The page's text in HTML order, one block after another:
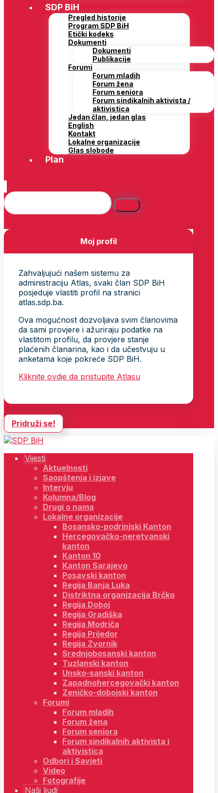
SDP BiH
Pregled historije
Program SDP BiH
Etički kodeks
Dokumenti
Dokumenti
Publikacije
Forumi
Forum mladih
Forum žena
Forum seniora
Forum sindikalnih aktivista /
aktivistica
Jedan član, jedan glas
English
Kontakt
Lokalne organizacije
Glas slobode
Plan
Moj profil
Zahvaljujući našem sistemu za
administraciju Atlas, svaki član SDP BiH
posjeduje vlastiti profil na stranici
atlas.sdp.ba.
Ova mogućnost dozvoljava svim članovima
da sami provjere i ažuriraju podatke na
vlastitom profilu, da provjere stanje
plaćenih članarina, kao i da učestvuju u
anketama koje pokreće SDP BiH.
Kliknite ovdje da pristupite Atlasu
Pridruži se!
Vijesti
Aktuelnosti
Saopštenja i izjave
Intervju
Kolumna/Blog
Drugi o nama
Lokalne organizacije
Bosansko-podrinjski Kanton
Hercegovačko-neretvanski
kanton
Kanton 10
Kanton Sarajevo
Posavski kanton
Regija Banja Luka
Distriktna organizacija Brčko
Regija Doboj
Regija Gradiška
Regija Modriča
Regija Prijedor
Regija Zvornik
Srednjobosanski kanton
Tuzlanski kanton
Unsko-sanski kanton
Zapadnohercegovački kanton
Zeničko-dobojski kanton
Forumi
Forum mladih
Forum žena
Forum seniora
Forum sindikalnih aktivista i
aktivistica
Odbori i Savjeti
Video
Fotografije
Naši ljudi